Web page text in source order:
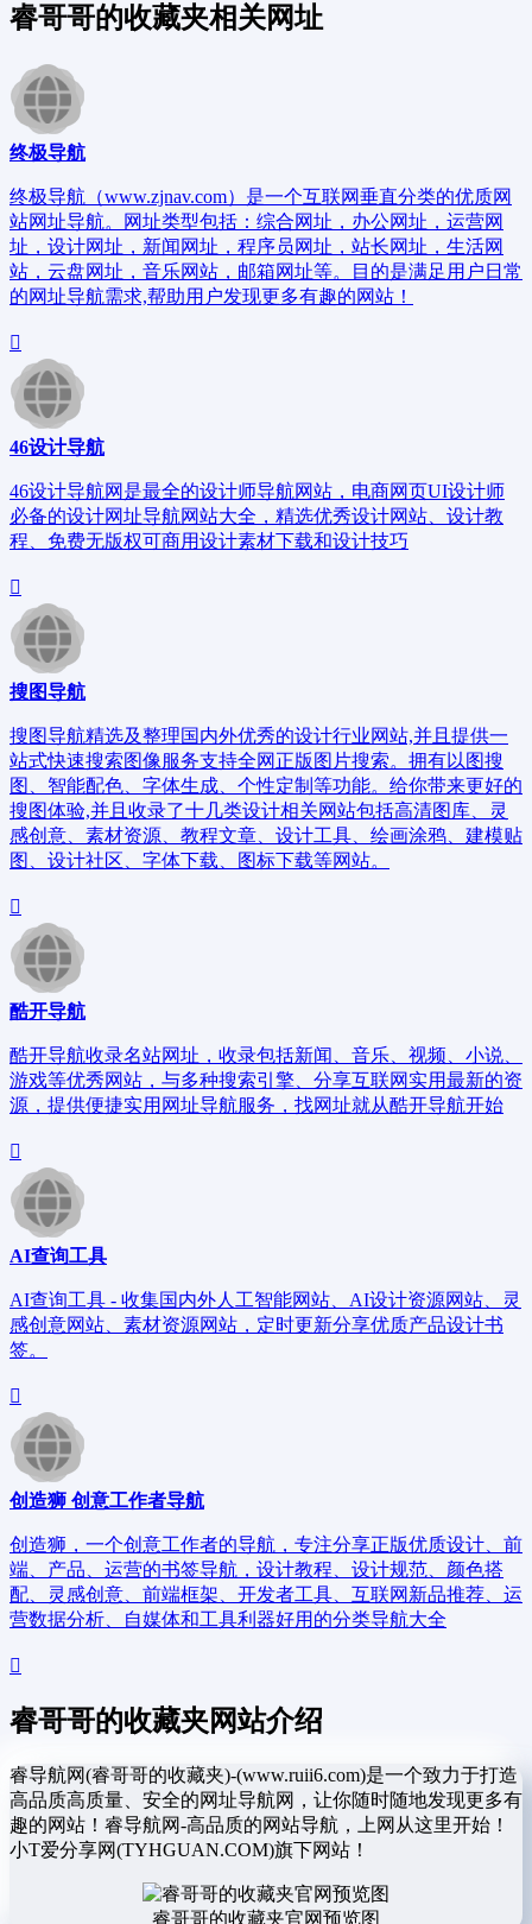
睿哥哥的收藏夹相关网址
终极导航
终极导航（www.zjnav.com）是一个互联网垂直分类的优质网
站网址导航。网址类型包括：综合网址，办公网址，运营网
址，设计网址，新闻网址，程序员网址，站长网址，生活网
站，云盘网址，音乐网站，邮箱网址等。目的是满足用户日常
的网址导航需求,帮助用户发现更多有趣的网站！
46设计导航
46设计导航网是最全的设计师导航网站，电商网页UI设计师
必备的设计网址导航网站大全，精选优秀设计网站、设计教
程、免费无版权可商用设计素材下载和设计技巧
搜图导航
搜图导航精选及整理国内外优秀的设计行业网站,并且提供一
站式快速搜索图像服务支持全网正版图片搜索。拥有以图搜
图、智能配色、字体生成、个性定制等功能。给你带来更好的
搜图体验,并且收录了十几类设计相关网站包括高清图库、灵
感创意、素材资源、教程文章、设计工具、绘画涂鸦、建模贴
图、设计社区、字体下载、图标下载等网站。
酷开导航
酷开导航收录名站网址，收录包括新闻、音乐、视频、小说、
游戏等优秀网站，与多种搜索引擎、分享互联网实用最新的资
源，提供便捷实用网址导航服务，找网址就从酷开导航开始
AI查询工具
AI查询工具 - 收集国内外人工智能网站、AI设计资源网站、灵
感创意网站、素材资源网站，定时更新分享优质产品设计书
签。
创造狮 创意工作者导航
创造狮，一个创意工作者的导航，专注分享正版优质设计、前
端、产品、运营的书签导航，设计教程、设计规范、颜色搭
配、灵感创意、前端框架、开发者工具、互联网新品推荐、运
营数据分析、自媒体和工具利器好用的分类导航大全
睿哥哥的收藏夹网站介绍
睿导航网(睿哥哥的收藏夹)-(www.ruii6.com)是一个致力于打造
高品质高质量、安全的网址导航网，让你随时随地发现更多有
趣的网站！睿导航网-高品质的网站导航，上网从这里开始！
小T爱分享网(TYHGUAN.COM)旗下网站！
睿哥哥的收藏夹官网预览图